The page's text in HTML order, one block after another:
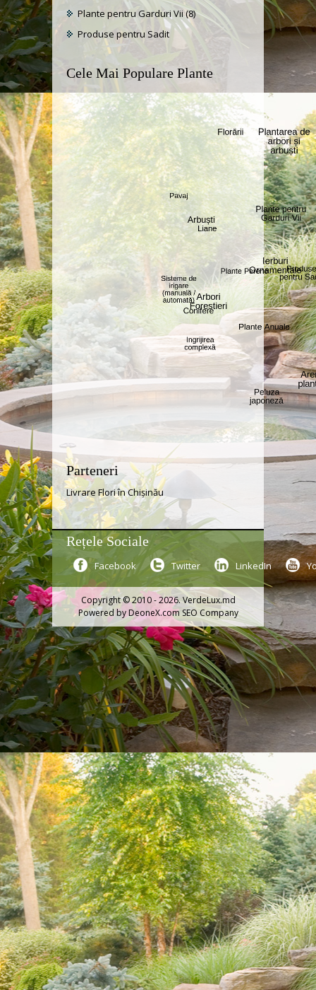
Plante pentru Garduri Vii (8)
Produse pentru Sadit
Cele Mai Populare Plante
Parteneri
Livrare Flori în Chișinău
Rețele Sociale
Facebook Twitter LinkedIn
Copyright © 2010 - 2026. VerdeLux.md
Powered byDeoneX.com SEO Company